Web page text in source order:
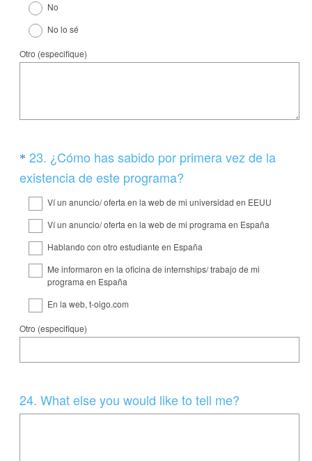
No
No lo sé
Otro (especifique)
Question
Title
* 23. ¿Cómo has sabido por primera vez de la
existencia de este programa?
O
l
i
g
i
)
Ví un anuncio/ oferta en la web de mi universidad en EEUU
Ví un anuncio/ oferta en la web de mi programa en España
Hablando con otro estudiante en España
Me informaron en la oficina de internships/ trabajo de mi
programa en España
En la web, t-oigo.com
Otro (especifique)
Question
Title
24. What else you would like to tell me?